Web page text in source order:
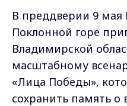
В преддверии 9
Поклонной горе
Владимирской
масштабному
«Лица Победы»,
сохранить память